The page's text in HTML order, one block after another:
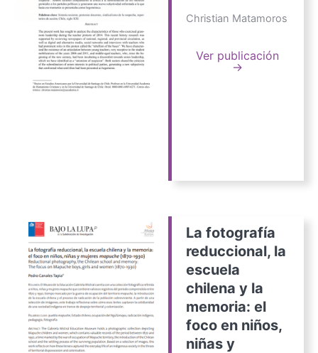
Christian Matamoros
Ver publicación
→
La fotografía
reduccional, la
escuela
chilena y la
memoria: el
foco en niños,
niñas y